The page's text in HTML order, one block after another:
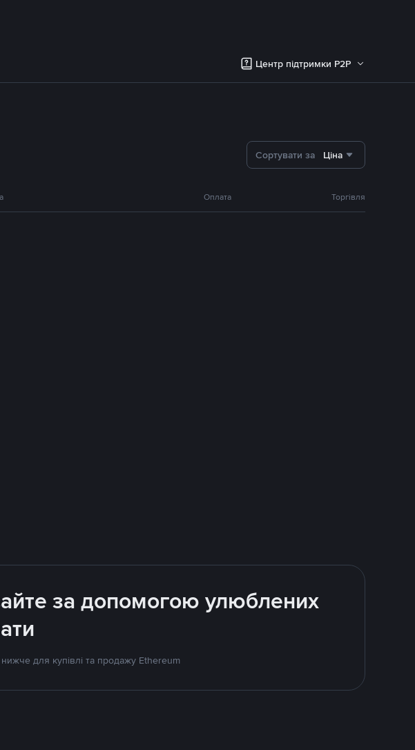
Центр підтримки P2P
Сортувати за Ціна
Оплата Торгівля
за допомогою улюблених
для купівлі та продажу Ethereum